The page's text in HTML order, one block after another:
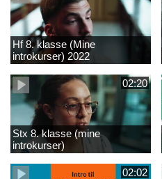
Hf 8. klasse (Mine
introkurser) 2022
02:20
Stx 8. klasse (mine
introkurser)
02:02